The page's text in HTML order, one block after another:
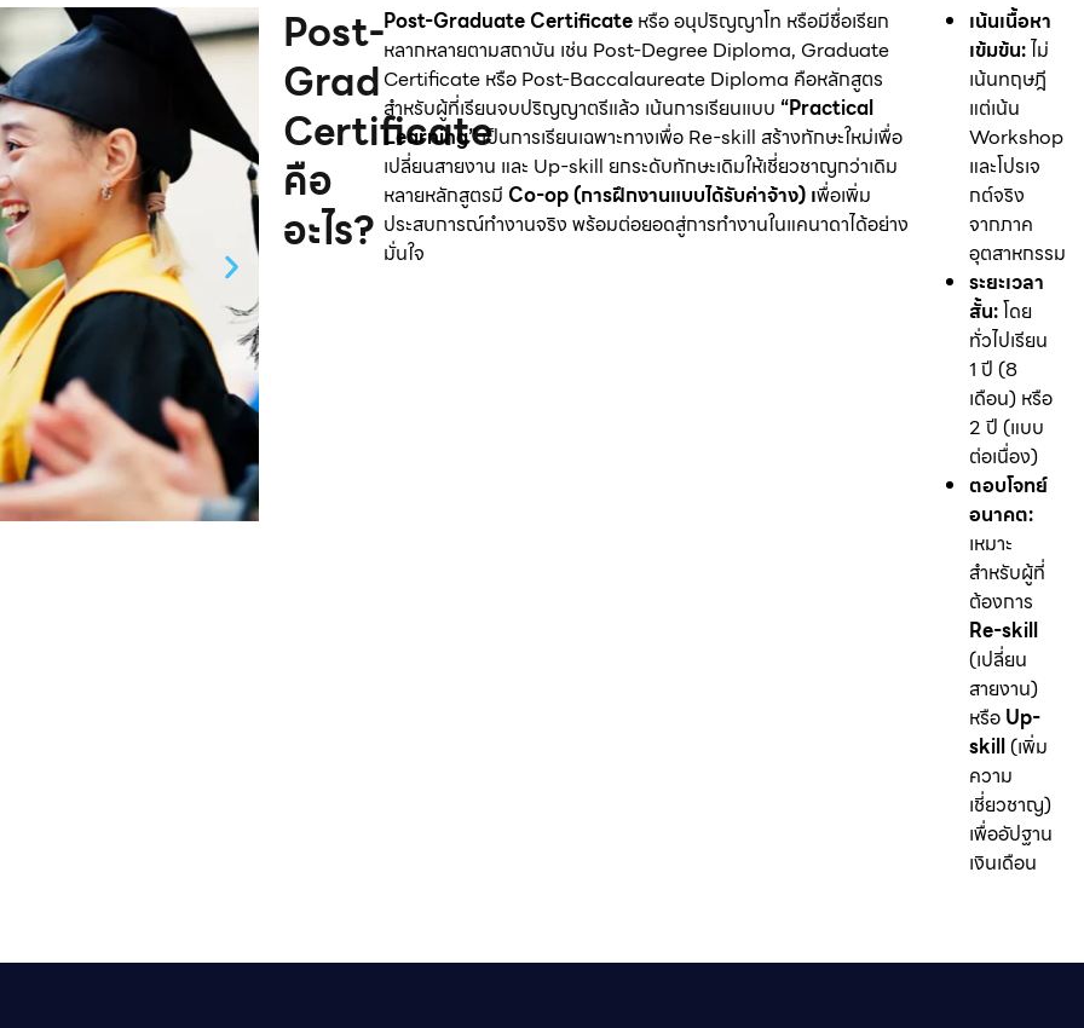
Post-
Grad
Certificate
คือ
อะไร?
Post-Graduate Certificate หรือ อนุปริญญาโท หรือมีชื่อเรียก
หลากหลายตามสถาบัน เช่น Post-Degree Diploma, Graduate
Certificate หรือ Post-Baccalaureate Diploma คือหลักสูตร
สำหรับผู้ที่เรียนจบปริญญาตรีแล้ว เน้นการเรียนแบบ“Practical
Learning”เป็นการเรียนเฉพาะทางเพื่อ Re-skill สร้างทักษะใหม่เพื่อ
เปลี่ยนสายงาน และ Up-skill ยกระดับทักษะเดิมให้เชี่ยวชาญกว่าเดิม
หลายหลักสูตรมี Co-op (การฝึกงานแบบได้รับค่าจ้าง) เพื่อเพิ่ม
ประสบการณ์ทำงานจริง พร้อมต่อยอดสู่การทำงานในแคนาดาได้อย่าง
มั่นใจ
เน้นเนื้อหา
เข้มข้น:ไม่
เน้นทฤษฎี
แต่เน้น
Workshop
และโปรเจ
กต์จริง
จากภาค
อุตสาหกรรม
ระยะเวลา
สั้น:โดย
ทั่วไปเรียน
1 ปี (8
เดือน) หรือ
2 ปี (แบบ
ต่อเนื่อง)
ตอบโจทย์
อนาคต:
เหมาะ
สำหรับผู้ที่
ต้องการ
Re-skill
(เปลี่ยน
สายงาน)
หรือ Up-
skill(เพิ่ม
ความ
เชี่ยวชาญ)
เพื่ออัปฐาน
เงินเดือน